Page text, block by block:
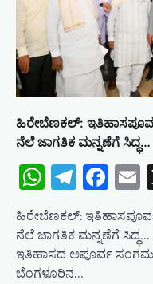
ಹಿರೇಬೆಣಕಲ್:
ನೆಲೆ ಜಾಗತಿಕ ಮನ್ನಣೆಗೆ ಸಿದ್ಧ…
ಹಿರೇಬೆಣಕಲ್:
ನೆಲೆ ಜಾಗತಿಕ ಮನ್ನಣೆಗೆ ಸಿದ್ಧ…
ಇತಿಹಾಸದ ಅಪೂರ್ವ
ಬೆಂಗಳೂರಿನ…